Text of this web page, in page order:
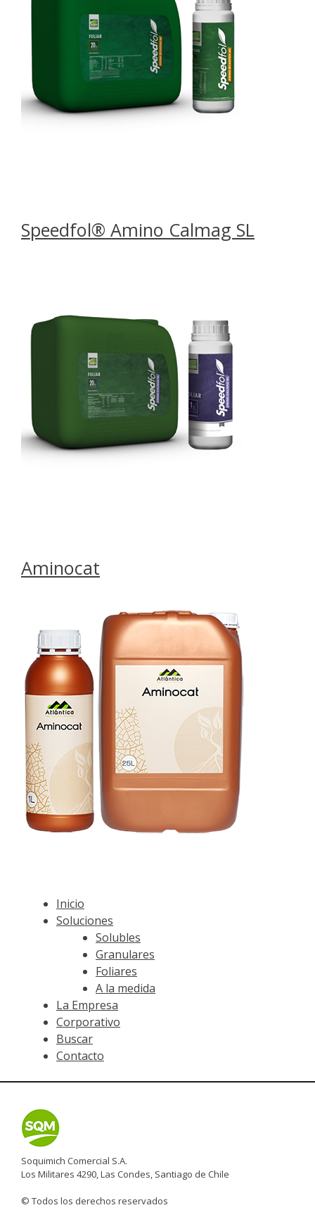
Speedfol® Amino Calmag SL
Aminocat
Inicio
Soluciones
Solubles
Granulares
Foliares
A la medida
La Empresa
Corporativo
Buscar
Contacto
Soquimich Comercial S.A.
Los Militares 4290, Las Condes, Santiago de Chile
© Todos los derechos reservados